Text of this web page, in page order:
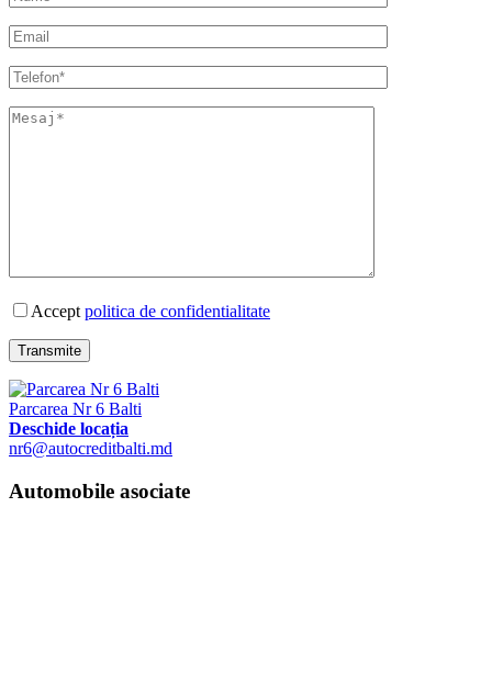
Accept politica de confidentialitate
Transmite
Parcarea Nr 6 Balti
Deschide locația
nr6@autocreditbalti.md
Automobile asociate